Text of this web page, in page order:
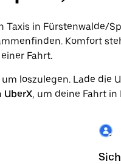
Taxis in Fürstenwalde/
Komfort
Fahrt.
loszulegen. Lade die
UberX, um deine Fahrt